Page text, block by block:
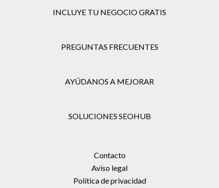
INCLUYE TU NEGOCIO GRATIS
PREGUNTAS FRECUENTES
AYÚDANOS A MEJORAR
SOLUCIONES SEOHUB
Contacto
Aviso legal
Política de privacidad